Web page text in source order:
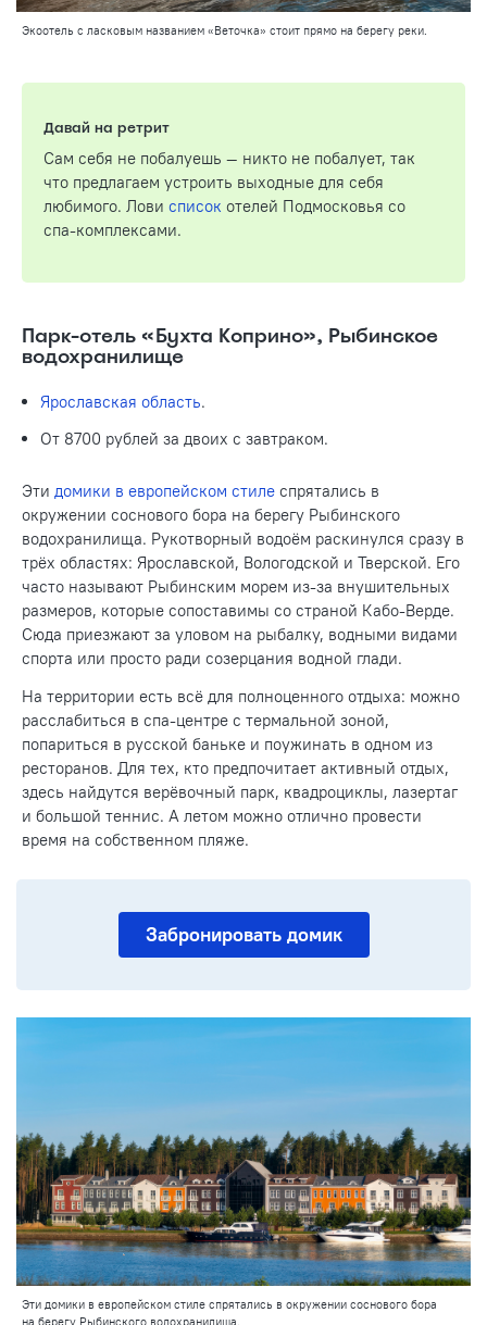
Экоотель с ласковым названием «Веточка» стоит прямо на берегу реки.
Давай на ретрит
Сам себя не побалуешь — никто не побалует, так
что предлагаем устроить выходные для себя
любимого. Лови список отелей Подмосковья со
спа-комплексами.
Парк-отель «Бухта Коприно», Рыбинское
водохранилище
Ярославская область.
От 8700 рублей за двоих с завтраком.
Эти домики в европейском стиле спрятались в
окружении соснового бора на берегу Рыбинского
водохранилища. Рукотворный водоём раскинулся сразу в
трёх областях: Ярославской, Вологодской и Тверской. Его
часто называют Рыбинским морем из-за внушительных
размеров, которые сопоставимы со страной Кабо-Верде.
Сюда приезжают за уловом на рыбалку, водными видами
спорта или просто ради созерцания водной глади.
На территории есть всё для полноценного отдыха: можно
расслабиться в спа-центре с термальной зоной,
попариться в русской баньке и поужинать в одном из
ресторанов. Для тех, кто предпочитает активный отдых,
здесь найдутся верёвочный парк, квадроциклы, лазертаг
и большой теннис. А летом можно отлично провести
время на собственном пляже.
Забронировать домик
Эти домики в европейском стиле спрятались в окружении соснового бора